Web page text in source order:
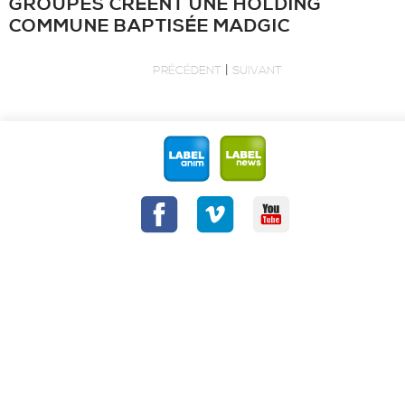
GROUPES CRÉENT UNE HOLDING
COMMUNE BAPTISÉE MADGIC
PRÉCÉDENT | SUIVANT